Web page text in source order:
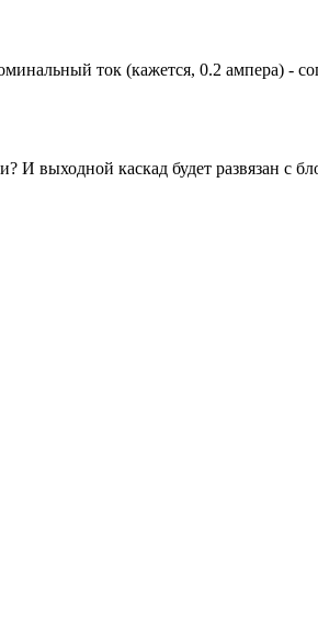
ток (кажется, 0.2 ампера) -
выходной каскад будет развязан с